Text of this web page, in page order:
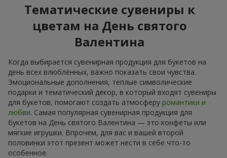
Тематические сувениры к
цветам на День святого
Валентина
Когда выбирается сувенирная продукция для букетов на
день всех влюблённых, важно показать свои чувства.
Эмоциональные дополнения, тёплые символические
подарки и тематический декор, в который входят сувениры
для букетов, помогают создать атмосферу романтики и
любви. Самая популярная сувенирная продукция для
букетов на День святого Валентина — это конфеты или
мягкие игрушки. Впрочем, для вас и вашей второй
половинки этот презент может нести в себе что-то
особенное.